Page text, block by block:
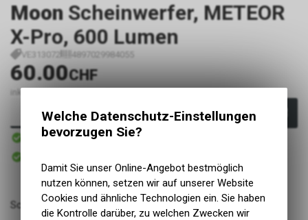
Moon Scheinwerfer, METEOR
X-Pro, 600 Lumen
VE313072 4897029984055
60.00CHF
inkl. MwSt., zzgl.
In den Warenkorb
Sofort verfügbar
Abholung Lüscher Motor- & Bike World
Scheinwerfer, METEOR X-Pro, 600 Lumen
Welche Datenschutz-Einstellungen
bevorzugen Sie?
Damit Sie unser Online-Angebot bestmöglich
nutzen können, setzen wir auf unserer Website
Cookies und ähnliche Technologien ein. Sie haben
die Kontrolle darüber, zu welchen Zwecken wir